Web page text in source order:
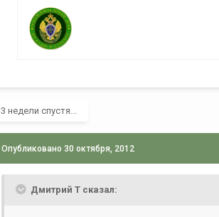
3 недели спустя...
Опубликовано 30 октября, 2012
Дмитрий Т сказал: